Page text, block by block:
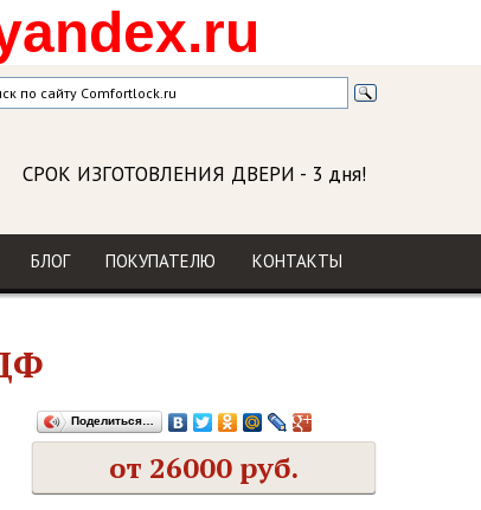
СРОК ИЗГОТОВЛЕНИЯ ДВЕРИ - 3 дня!
МЫ В СОЦСЕТЯХ
БЛОГ ПОКУПАТЕЛЮ КОНТАКТЫ
Поделиться…
от 26000 руб.